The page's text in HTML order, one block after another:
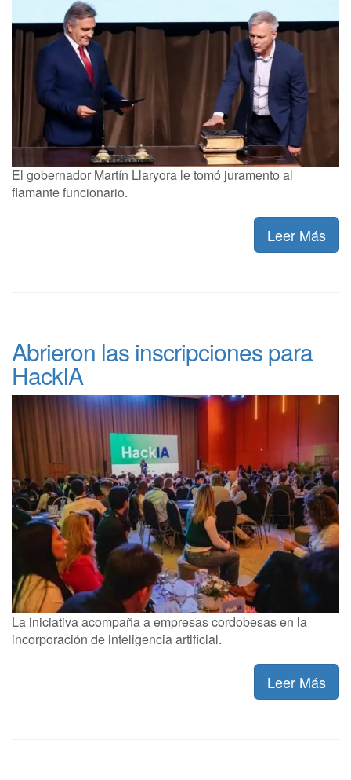
El gobernador Martín Llaryora le tomó juramento al
flamante funcionario.
Leer Más
Abrieron las inscripciones para
HackIA
La iniciativa acompaña a empresas cordobesas en la
incorporación de inteligencia artificial.
Leer Más